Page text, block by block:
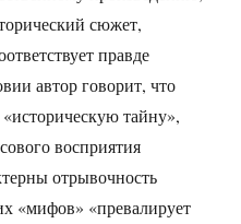
сюжет,
правде
автор говорит, что
тайну»,
восприятия
отрывочность
«мифов» «превалирует